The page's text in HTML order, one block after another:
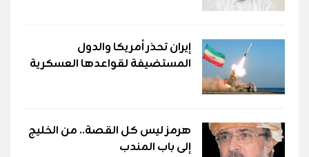
إيران تحذر أمريكا والدول
المستضيفة لقواعدها العسكرية
هرمز ليس كل القصة.. من الخليج
إلى باب المندب